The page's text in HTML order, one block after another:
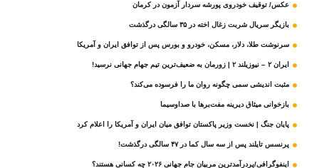
عکس/ توقیف خودروی پورشه سردار آزمون در کرمان
بازیگر سریال شربت زغال‌ اخته در ۳۵ سالگی درگذشت
سرنوشت طلا، دلار، مسکن، خودرو و بورس پس از توافق ایران و آمریکا
ایران ۲ – نیوزیلند ۲ | زورمان به ضعیف‌ترین تیم جهام جهانی نرسید!
مثبت‌ اندیشی سمی چگونه روان ما را فرسوده می‌کند؟
بازخوانی میثاق دیرینه مفت‌برها با صداوسیما
پایان جنگ | نخست وزیر پاکستان توافق میان ایران و آمریکا را اعلام کرد
پرنسس تایلند پس از سه سال کما در ۴۷ سالگی درگذشت!
اینفوگرافی/پردرآمدترین مربیان جام جهانی ۲۰۲۶ چه کسانی هستند؟